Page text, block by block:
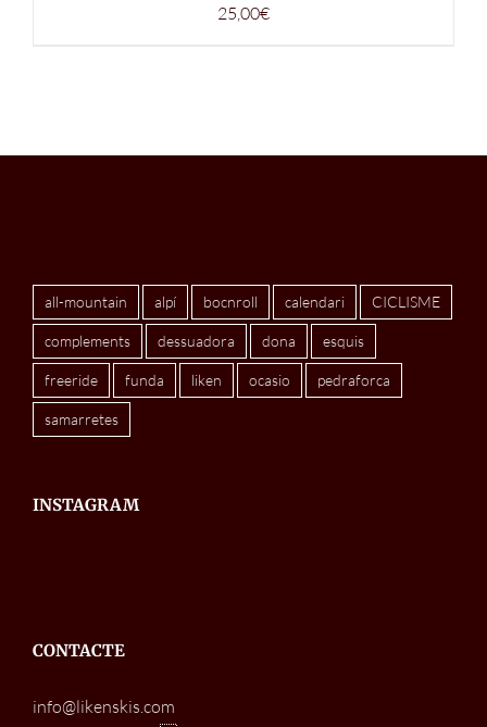
25,00€
all-mountain alpí bocnroll calendari CICLISME
complements dessuadora dona esquis
freeride funda liken ocasio pedraforca
samarretes
INSTAGRAM
CONTACTE
info@likenskis.com